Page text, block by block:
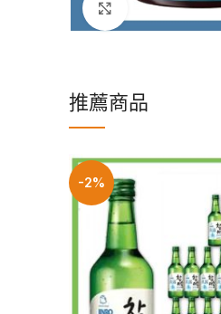
Click to enlarge
推薦商品
-2%